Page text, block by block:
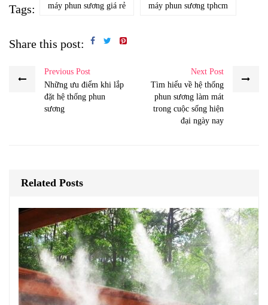
Tags: máy phun sương giá rẻ máy phun sương tphcm
Share this post:
Previous Post
Những ưu điểm khi lắp
đặt hệ thống phun
sương
Next Post
Tìm hiểu về hệ thống
phun sương làm mát
trong cuộc sống hiện
đại ngày nay
Related Posts